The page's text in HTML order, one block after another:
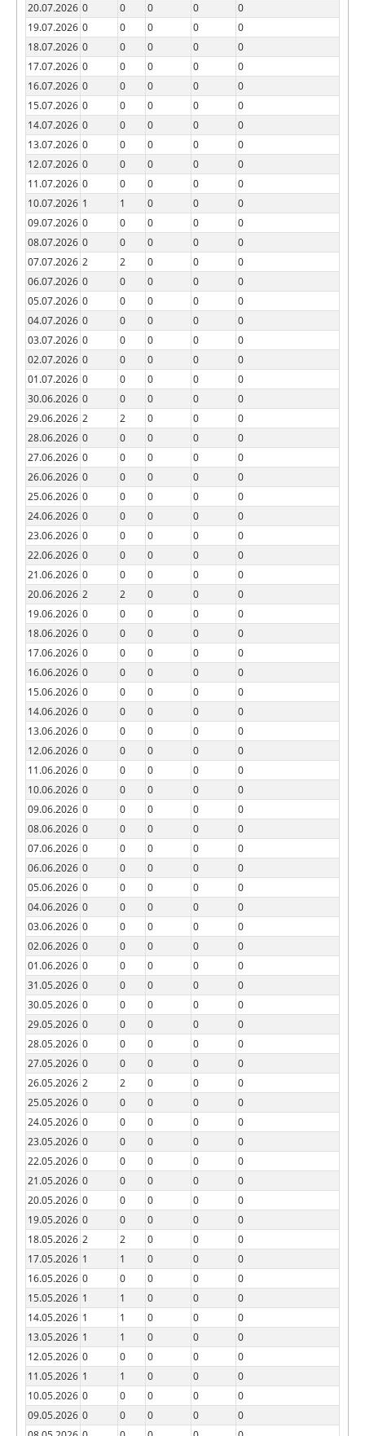
20.07.2026 0 0 0 0
0
19.07.2026 0 0 0 0
0
18.07.2026 0 0 0 0
0
17.07.2026 0 0 0 0
0
16.07.2026 0 0 0 0
0
15.07.2026 0 0 0 0
0
14.07.2026 0 0 0 0
0
13.07.2026 0 0 0 0
0
12.07.2026 0 0 0 0
0
11.07.2026 0 0 0 0
0
10.07.2026 1 1 0 0
0
09.07.2026 0 0 0 0
0
08.07.2026 0 0 0 0
0
07.07.2026 2 2 0 0
0
06.07.2026 0 0 0 0
0
05.07.2026 0 0 0 0
0
04.07.2026 0 0 0 0
0
03.07.2026 0 0 0 0
0
02.07.2026 0 0 0 0
0
01.07.2026 0 0 0 0
0
30.06.2026 0 0 0 0
0
29.06.2026 2 2 0 0
0
28.06.2026 0 0 0 0
0
27.06.2026 0 0 0 0
0
26.06.2026 0 0 0 0
0
25.06.2026 0 0 0 0
0
24.06.2026 0 0 0 0
0
23.06.2026 0 0 0 0
0
22.06.2026 0 0 0 0
0
21.06.2026 0 0 0 0
0
20.06.2026 2 2 0 0
0
19.06.2026 0 0 0 0
0
18.06.2026 0 0 0 0
0
17.06.2026 0 0 0 0
0
16.06.2026 0 0 0 0
0
15.06.2026 0 0 0 0
0
14.06.2026 0 0 0 0
0
13.06.2026 0 0 0 0
0
12.06.2026 0 0 0 0
0
11.06.2026 0 0 0 0
0
10.06.2026 0 0 0 0
0
09.06.2026 0 0 0 0
0
08.06.2026 0 0 0 0
0
07.06.2026 0 0 0 0
0
06.06.2026 0 0 0 0
0
05.06.2026 0 0 0 0
0
04.06.2026 0 0 0 0
0
03.06.2026 0 0 0 0
0
02.06.2026 0 0 0 0
0
01.06.2026 0 0 0 0
0
31.05.2026 0 0 0 0
0
30.05.2026 0 0 0 0
0
29.05.2026 0 0 0 0
0
28.05.2026 0 0 0 0
0
27.05.2026 0 0 0 0
0
26.05.2026 2 2 0 0
0
25.05.2026 0 0 0 0
0
24.05.2026 0 0 0 0
0
23.05.2026 0 0 0 0
0
22.05.2026 0 0 0 0
0
21.05.2026 0 0 0 0
0
20.05.2026 0 0 0 0
0
19.05.2026 0 0 0 0
0
18.05.2026 2 2 0 0
0
17.05.2026 1 1 0 0
0
16.05.2026 0 0 0 0
0
15.05.2026 1 1 0 0
0
14.05.2026 1 1 0 0
0
13.05.2026 1 1 0 0
0
12.05.2026 0 0 0 0
0
11.05.2026 1 1 0 0
0
10.05.2026 0 0 0 0
0
09.05.2026 0 0 0 0
0